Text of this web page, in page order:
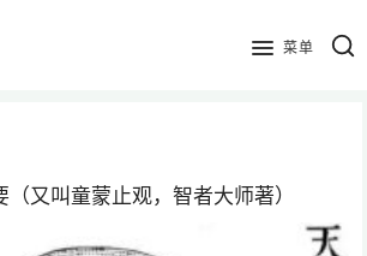
菜单
又叫童蒙止观，智者大师著）